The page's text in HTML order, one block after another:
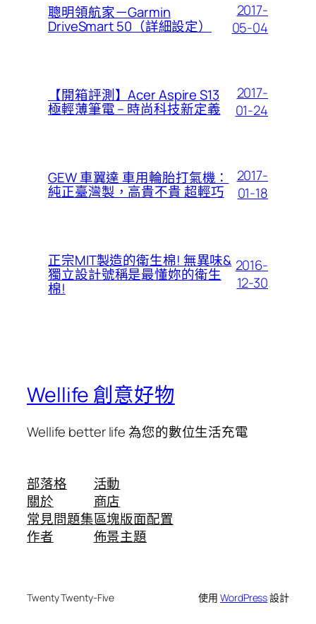
聰明領航家－Garmin
DriveSmart 50（詳細設定）
2017-
05-04
【開箱評測】Acer Aspire S13
極輕薄筆電 – 時尚科技新定義
2017-
01-24
GEW 車翼達 車用輪胎打氣機：
純正臺灣製，高貴不貴 超輕巧
2017-
01-18
正宗MIT製造的衛生棉! 無異味&
獨立設計號稱是最懂妳的衛生
棉!
2016-
12-30
Wellife 創意好物
Wellife better life 為您的數位生活充電
部落格
關於
常見問題集
作者
活動
商店
區塊版面配置
佈景主題
Twenty Twenty-Five 使用WordPress設計